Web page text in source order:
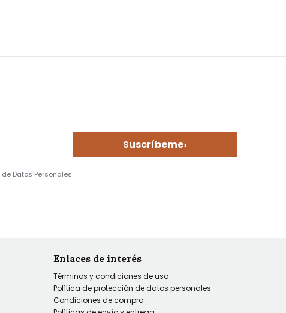
Suscríbeme›
Datos Personales
Enlaces de interés
Términos y condiciones de uso
Política de protección de datos personales
Condiciones de compra